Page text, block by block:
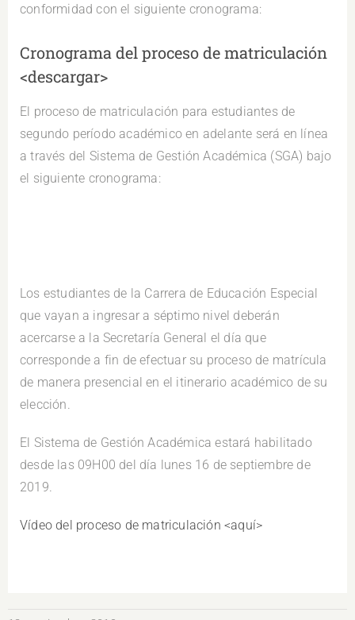
conformidad con el siguiente cronograma:
Cronograma del proceso de matriculación
<descargar>
El proceso de matriculación para estudiantes de
segundo período académico en adelante será en línea
a través del Sistema de Gestión Académica (SGA) bajo
el siguiente cronograma:
Los estudiantes de la Carrera de Educación Especial
que vayan a ingresar a séptimo nivel deberán
acercarse a la Secretaría General el día que
corresponde a fin de efectuar su proceso de matrícula
de manera presencial en el itinerario académico de su
elección.
El Sistema de Gestión Académica estará habilitado
desde las 09H00 del día lunes 16 de septiembre de
2019.
Vídeo del proceso de matriculación <aquí>